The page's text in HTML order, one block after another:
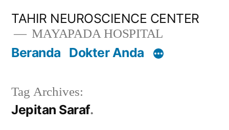
konten
TAHIR NEUROSCIENCE CENTER
MAYAPADA HOSPITAL
Beranda Dokter Anda
Tag Archives:
Jepitan Saraf